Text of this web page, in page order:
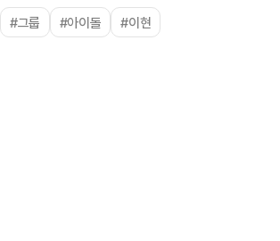
#그룹 #아이돌 #이현